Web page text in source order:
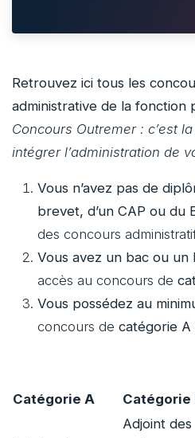
Retrouvez ici tous les
administrative de la fonction
Concours Outremer : c’est
intégrer l’administration de
Vous n’avez pas de
brevet, d’un CAP ou du
des concours
Vous avez un bac ou un
accès au concours de
Vous possédez au
concours de catégorie A
Catégorie A Catégorie
Adjoint des